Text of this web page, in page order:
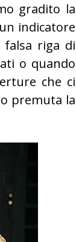
gradito la
indicatore
riga di
o quando
che ci
premuta la